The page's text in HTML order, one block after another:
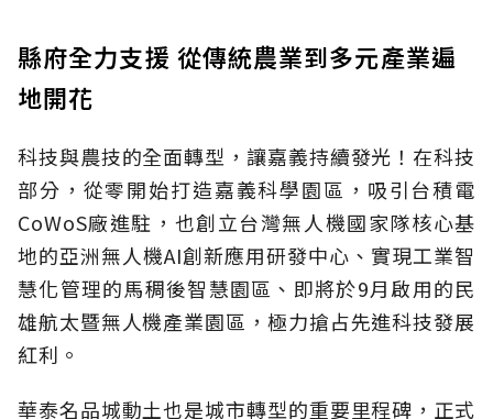
縣府全力支援 從傳統農業到多元產業遍
地開花
科技與農技的全面轉型，讓嘉義持續發光！在科技
部分，從零開始打造嘉義科學園區，吸引台積電
CoWoS廠進駐，也創立台灣無人機國家隊核心基
地的亞洲無人機AI創新應用研發中心、實現工業智
慧化管理的馬稠後智慧園區、即將於9月啟用的民
雄航太暨無人機產業園區，極力搶占先進科技發展
紅利。
華泰名品城動土也是城市轉型的重要里程碑，正式